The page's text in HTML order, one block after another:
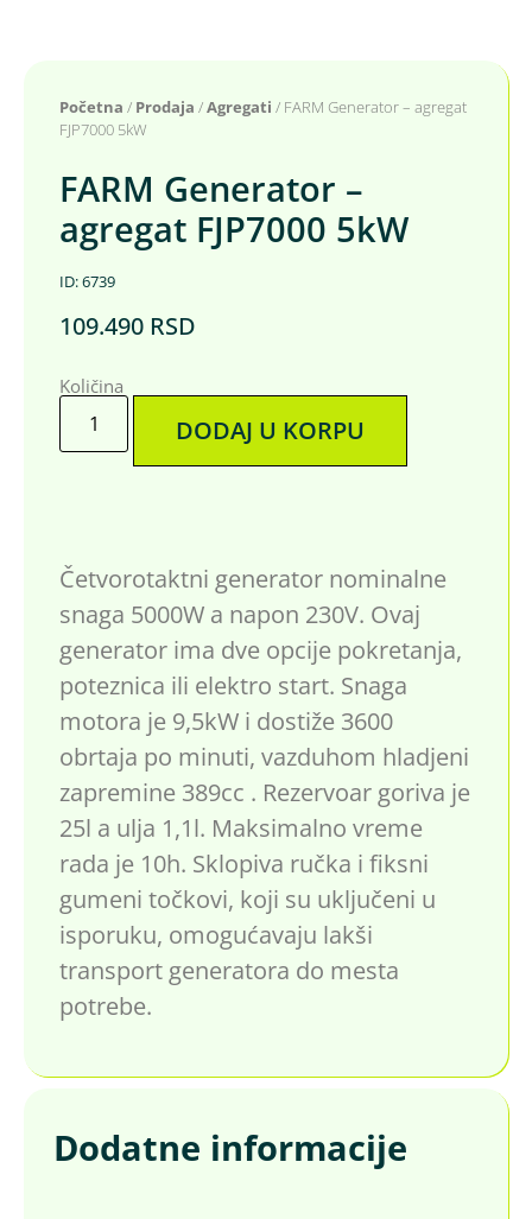
Početna / Prodaja /Agregati / FARM Generator – agregat
FJP7000 5kW
FARM Generator –
agregat FJP7000 5kW
ID: 6739
109.490 RSD
Količina
DODAJ U KORPU
Četvorotaktni generator nominalne
snaga 5000W a napon 230V. Ovaj
generator ima dve opcije pokretanja,
poteznica ili elektro start. Snaga
motora je 9,5kW i dostiže 3600
obrtaja po minuti, vazduhom hladjeni
zapremine 389cc . Rezervoar goriva je
25l a ulja 1,1l. Maksimalno vreme
rada je 10h. Sklopiva ručka i fiksni
gumeni točkovi, koji su uključeni u
isporuku, omogućavaju lakši
transport generatora do mesta
potrebe.
Dodatne informacije